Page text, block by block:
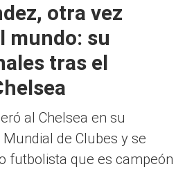
otra vez
mundo: su
tras el
al Chelsea en su
de Clubes y se
futbolista que es campeón